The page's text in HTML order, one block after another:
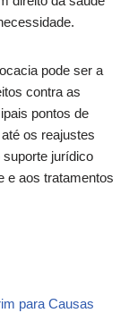
pode ser a
contra as
pontos de
os reajustes
suporte jurídico
e aos tratamentos
para Causas